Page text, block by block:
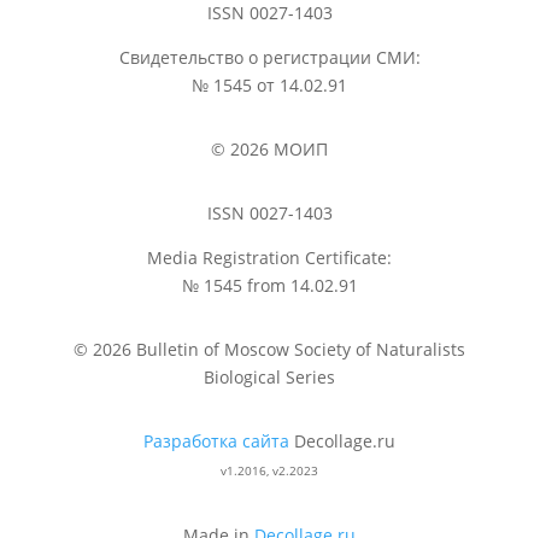
ISSN 0027-1403
Свидетельство о регистрации СМИ:
№ 1545 от 14.02.91
© 2026 МОИП
ISSN 0027-1403
Media Registration Certificate:
№ 1545 from 14.02.91
© 2026 Bulletin of Moscow Society of Naturalists
Biological Series
Разработка сайта Decollage.ru
v1.2016, v2.2023